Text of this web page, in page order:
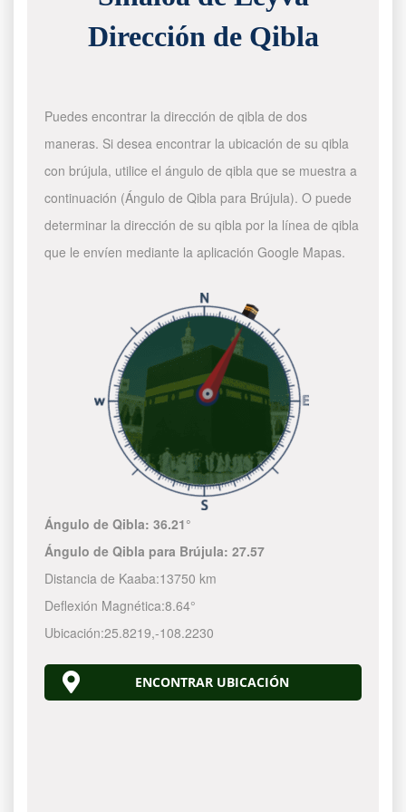
Dirección de Qibla
Puedes encontrar la dirección de qibla de dos
maneras. Si desea encontrar la ubicación de su qibla
con brújula, utilice el ángulo de qibla que se muestra a
continuación (Ángulo de Qibla para Brújula). O puede
determinar la dirección de su qibla por la línea de qibla
que le envíen mediante la aplicación Google Mapas.
Ángulo de Qibla:36.21°
Ángulo de Qibla para Brújula:27.57
Distancia de Kaaba:13750 km
Deflexión Magnética:8.64°
Ubicación:25.8219,-108.2230
ENCONTRAR UBICACIÓN